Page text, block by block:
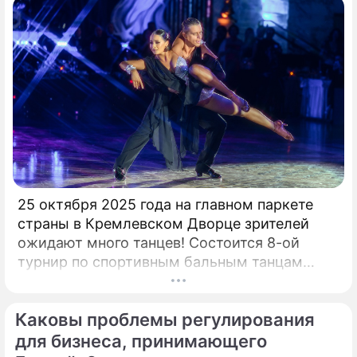
25 октября 2025 года на главном паркете
страны в Кремлевском Дворце зрителей
ожидают много танцев! Состоится 8-ой
турнир по спортивным бальным танцам
"Кубок Кремля – Гордость России!". Будет
европейской и латиноамериканской
программах среди любителей,
Каковы проблемы регулирования
для бизнеса, принимающего